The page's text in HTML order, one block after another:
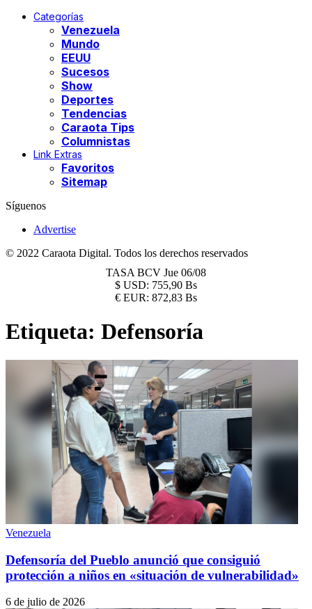
Categorías
Venezuela
Mundo
EEUU
Sucesos
Show
Deportes
Tendencias
Caraota Tips
Columnistas
Link Extras
Favoritos
Sitemap
Síguenos
Advertise
© 2022 Caraota Digital. Todos los derechos reservados
TASA BCV Jue 06/08
$ USD: 755,90 Bs
€ EUR: 872,83 Bs
Etiqueta: Defensoría
Venezuela
Defensoría del Pueblo anunció que consiguió
protección a niños en «situación de vulnerabilidad»
6 de julio de 2026